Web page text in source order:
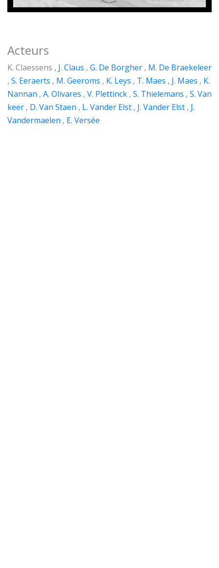
Acteurs
K. Claessens , J. Claus , G. De Borgher , M. De Braekeleer
, S. Eeraerts , M. Geeroms , K. Leys , T. Maes , J. Maes , K.
Nannan , A. Olivares , V. Plettinck , S. Thielemans , S. Van
keer , D. Van Staen , L. Vander Elst , J. Vander Elst , J.
Vandermaelen , E. Versée